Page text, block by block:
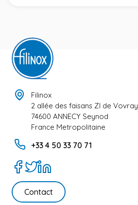
Filinox
2 allée des faisans ZI de Vovray
74600 ANNECY Seynod
France Metropolitaine
+33 4 50 33 70 71
Contact